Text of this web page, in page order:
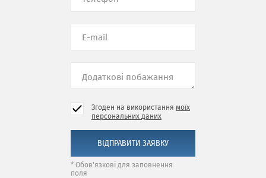
Згоден на використання моїх
персональних даних
* Обов'язкові для заповнення
поля